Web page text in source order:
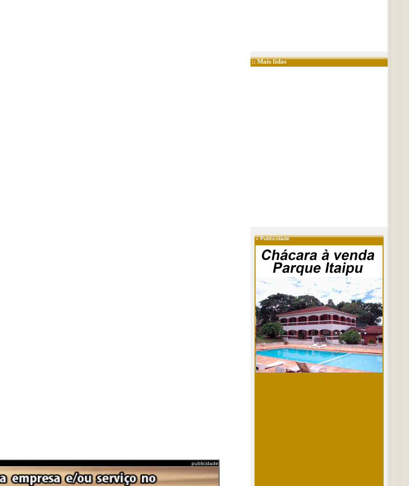
publicidade
:: Mais lidas
»Publicidade